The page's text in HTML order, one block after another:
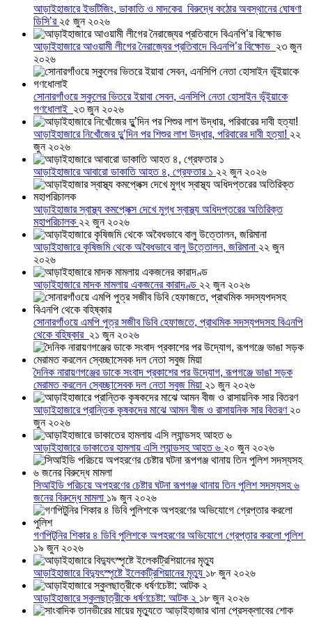
আড়াইহাজারে ইভটিজিং, ডাকাতি ও মাদকের বিরুদ্ধে কঠোর অবস্থানের ঘোষণা
ডিসি’র ২৫ জুন ২০২৬
আড়াইহাজারে আওয়ামী লীগের নৈরাজ্যের প্রতিবাদে বিএনপি’র বিক্ষোভ ২৩ জুন
২০২৬
সোনারগাঁওয়ে স্কুলের ভিতরে ইয়াবা সেবন, এনসিপি নেতা হোসাইন ভূঁইয়াকে
গণধোলাই ২৩ জুন ২০২৬
আড়াইহাজারে নিখোঁজের দুু’দিন পর শিশুর লাশ উদ্ধার, পরিবারের দাবী হত্যা! ২২
জুন ২০২৬
আড়াইহাজারে আবারো ডাকাতি আহত ৪, গ্রেফতার ১ ২২ জুন ২০২৬
আড়াইহাজার স্বাস্থ্য কমপ্লেক্স দেখে মুগ্ধ স্বাস্থ্য অধিদপ্তরের অতিরিক্ত
মহাপরিচালক ২২ জুন ২০২৬
আড়াইহাজারে কৃষিজমি থেকে অবৈধভাবে বালু উত্তোলন, জরিমানা ২২ জুন
২০২৬
আড়াইহাজারে মাদক মামলায় একজনের কারাদণ্ড ২২ জুন ২০২৬
সোনারগাঁওয়ে এমপি পুত্র সজীব ডিবি হেফাজতে, প্রাথমিক সদস্যপদসহ বিএনপি
থেকে বহিষ্কার ২১ জুন ২০২৬
দৈনিক নারায়ণগঞ্জের ডাকে সংবাদ প্রকাশের পর উদ্যোগ, রূপগঞ্জে ভাঙা সড়ক
মেরামত করলেন স্বেচ্ছাসেবক দল নেতা সবুজ মিয়া ২১ জুন ২০২৬
আড়াইহাজারে প্রান্তিক কৃষকদের মাঝে আমন বীজ ও রাসায়নিক সার বিতরণ ২০
জুন ২০২৬
আড়াইহাজারে ডাকাতের হামলায় এসি ল্যান্ডসহ আহত ৬ ২০ জুন ২০২৬
সিআইডি পরিচয়ে অপহরণের চেষ্টার ঘটনা রূপগঞ্জ থানায় তিন পুলিশ সদস্যসহ ৬
জনের বিরুদ্ধে মামলা ১৯ জুন ২০২৬
গণপিটুনির শিকার ৪ ডিবি পুলিশকে অপহরণের অভিযোগে গ্রেপ্তার করলো পুলিশ
১৯ জুন ২০২৬
আড়াইহাজারে বিদ্যুৎস্পৃষ্টে ইলেকট্রিশিয়ানের মৃত্যু ১৮ জুন ২০২৬
আড়াইহাজারে স্কুলছাত্রীকে ধর্ষণচেষ্টা: আটক ২ ১৮ জুন ২০২৬